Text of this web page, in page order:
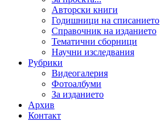
Авторски книги
Годишници на списанието
Справочник на изданието
Тематични сборници
Научни изследвания
Рубрики
Видеогалерия
Фотоалбуми
За изданието
Архив
Контакт